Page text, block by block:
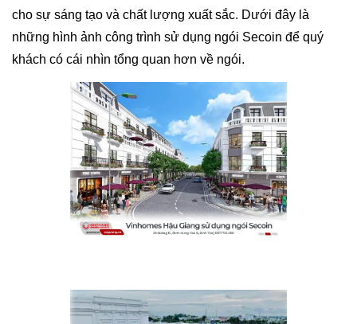
cho sự sáng tạo và chất lượng xuất sắc. Dưới đây là
những hình ảnh công trình sử dụng ngói Secoin để quý
khách có cái nhìn tổng quan hơn về ngói.